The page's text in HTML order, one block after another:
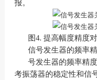
报。
图4. 提高幅度精度
信号发生器的频率
号发生器的频率精
考振荡器的稳定性和信